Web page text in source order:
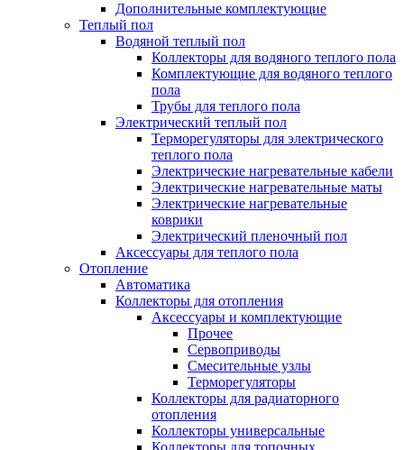
Дополнительные комплектующие
Теплый пол
Водяной теплый пол
Коллекторы для водяного теплого пола
Комплектующие для водяного теплого
пола
Трубы для теплого пола
Электрический теплый пол
Терморегуляторы для электрического
теплого пола
Электрические нагревательные кабели
Электрические нагревательные маты
Электрические нагревательные
коврики
Электрический пленочный пол
Аксессуары для теплого пола
Отопление
Автоматика
Коллекторы для отопления
Аксессуары и комплектующие
Прочее
Сервоприводы
Смесительные узлы
Терморегуляторы
Коллекторы для радиаторного
отопления
Коллекторы универсальные
Коллекторы для топочных